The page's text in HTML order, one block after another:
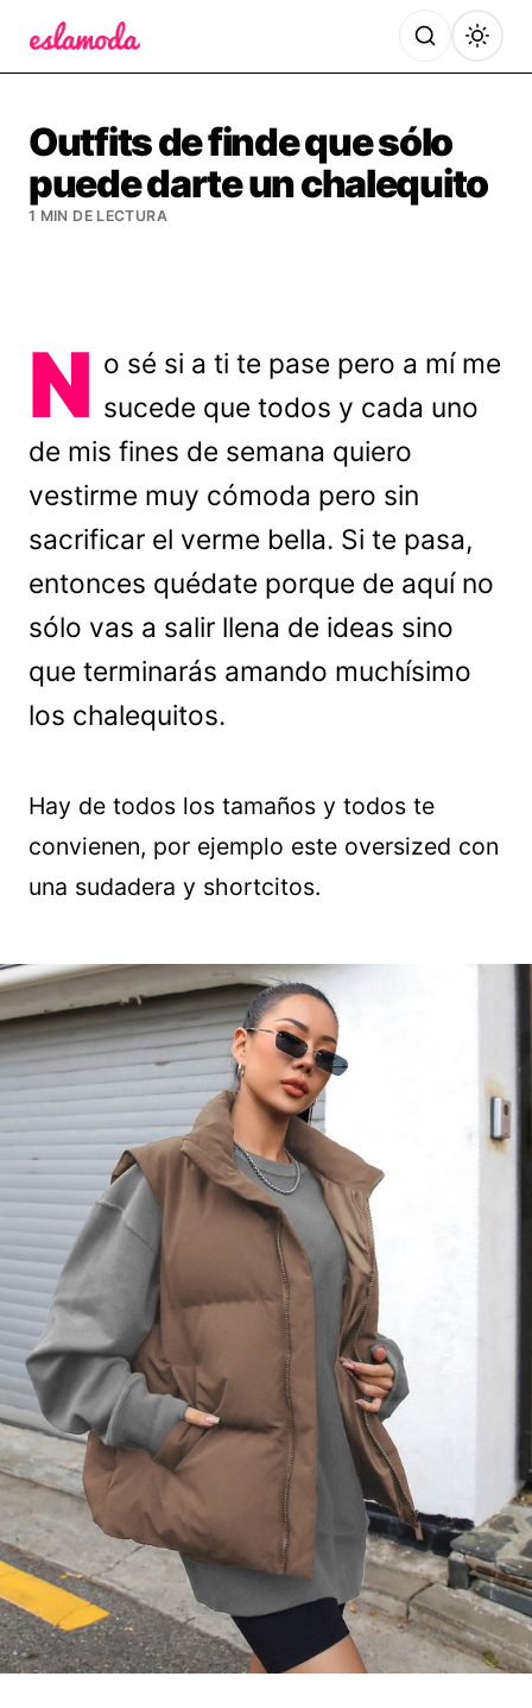
Outfits de finde que sólo
puede darte un chalequito
1 MIN DE LECTURA
N o sé si a ti te pase pero a mí me
sucede que todos y cada uno
de mis fines de semana quiero
vestirme muy cómoda pero sin
sacrificar el verme bella. Si te pasa,
entonces quédate porque de aquí no
sólo vas a salir llena de ideas sino
que terminarás amando muchísimo
los chalequitos.
Hay de todos los tamaños y todos te
convienen, por ejemplo este oversized con
una sudadera y shortcitos.